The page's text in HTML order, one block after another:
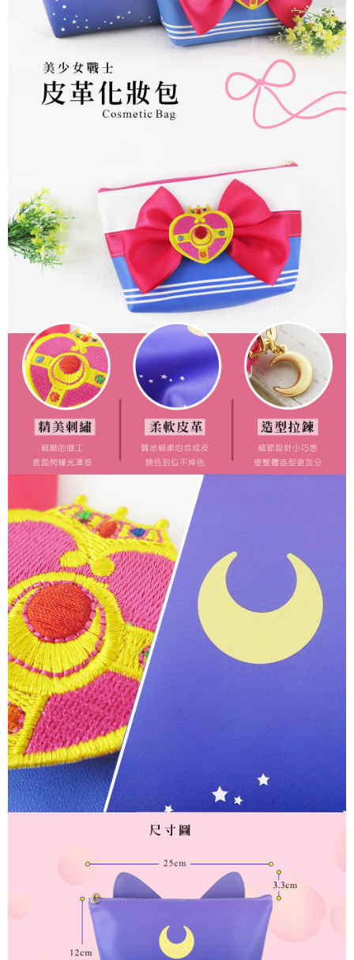
１．透過由恩沛科技股份有限公司提供之「AFTEE先享後付」服務完成之交
易，需依本服務之必要範圍內提供個人資料，並將交易相關給付款項請求債
權轉讓予恩沛科技股份有限公司。
２．關於個人資料處理事宜，請瀏覽以下網址：
https://aftee.tw/terms/#terms3
３．未成年的使用者請事先徵得法定代理人或監護人之同意方可使用
「AFTEE先享後付」，若未經同意申辦者引起之損失，本公司不負相關責
４．使用「AFTEE先享後付」時，將依據個別帳號之用戶狀況，依本公司即
５．嚴禁一人註冊多個帳號或使用他人資訊註冊。若發現惡意使用之情形，
恩沛科技股份有限公司將有權停止該用戶之使用額度並採取法律行動。
每筆NT$120，滿NT$499(含以上)免運費
海外宅配 查看運費